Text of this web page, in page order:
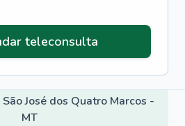
teleconsulta
José dos Quatro Marcos -
MT